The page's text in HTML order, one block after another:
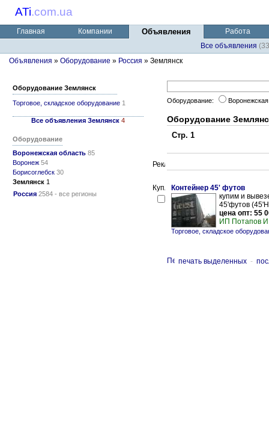
ATi.com.ua
Главная Компании Объявления
Работа
Все объявления
Объявления » Оборудование » Россия » Землянск
Оборудование Землянск
Торговое, складское оборудование 1
Все объявления Землянск 4
Оборудование
Воронежская область 85
Воронеж 54
Борисоглебск 30
Землянск 1
Россия 2584 - все регионы
Оборудование:
Оборудование
Стр. 1
Контейнер 45' футов
купим и
45'футов
цена опт: 55
ИП Потапов
Торговое, складское
печать выделенных -